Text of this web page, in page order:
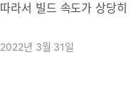
따라서 빌드 속도가 상당
2022년 3월 31일